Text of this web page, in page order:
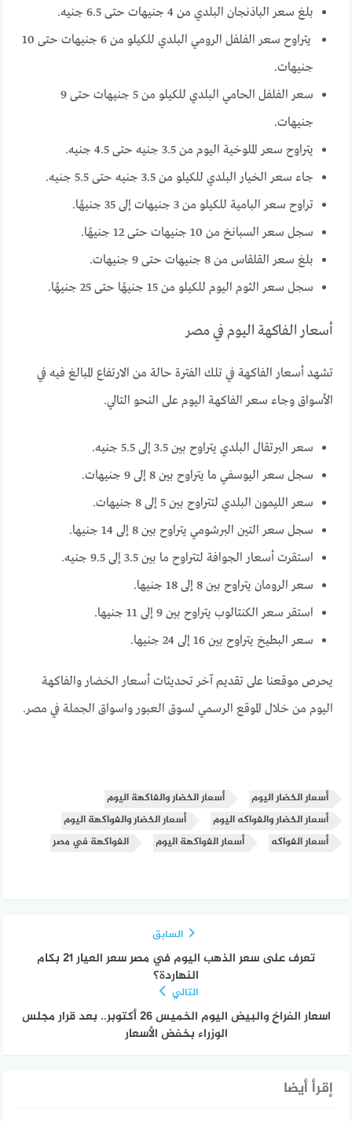
بلغ سعر الباذنجان البلدي من 4 جنيهات حتى 6.5 جنيه.
يتراوح سعر الفلفل الرومي البلدي للكيلو من 6 جنيهات حتى 10
جنيهات.
سعر الفلفل الحامي البلدي للكيلو من 5 جنيهات حتى 9
جنيهات.
يتراوح سعر الملوخية اليوم من 3.5 جنيه حتى 4.5 جنيه.
جاء سعر الخيار البلدي للكيلو من 3.5 جنيه حتى 5.5 جنيه.
تراوح سعر البامية للكيلو من 3 جنيهات إلى 35 جنيهًا.
سجل سعر السبانخ من 10 جنيهات حتى 12 جنيهًا.
بلغ سعر القلقاس من 8 جنيهات حتى 9 جنيهات.
سجل سعر الثوم اليوم للكيلو من 15 جنيهًا حتى 25 جنيهًا.
أسعار الفاكهة اليوم في مصر
تشهد أسعار الفاكهة في تلك الفترة حالة من الارتفاع المبالغ فيه في
الأسواق وجاء سعر الفاكهة اليوم على النحو التالي.
سعر البرتقال البلدي يتراوح بين 3.5 إلى 5.5 جنيه.
سجل سعر اليوسفي ما يتراوح بين 8 إلى 9 جنيهات.
سعر الليمون البلدي لتتراوح بين 5 إلى 8 جنيهات.
سجل سعر التين البرشومي يتراوح بين 8 إلى 14 جنيها.
استقرت أسعار الجوافة لتتراوح ما بين 3.5 إلى 9.5 جنيه.
سعر الرومان يتراوح بين 8 إلى 18 جنيها.
استقر سعر الكنتالوب يتراوح بين 9 إلى 11 جنيها.
سعر البطيخ يتراوح بين 16 إلى 24 جنيها.
يحرص موقعنا على تقديم آخر تحديثات أسعار الخضار والفاكهة
اليوم من خلال الموقع الرسمي لسوق العبور واسواق الجملة في مصر.
أسعار الخضار اليوم
أسعار الخضار والفاكهة اليوم
أسعار الخضار والفواكه اليوم
أسعار الخضار والفواكهة اليوم
أسعار الفواكه
أسعار الفواكهة اليوم الفواكهة في مصر
السابق
تعرف على سعر الذهب اليوم في مصر سعر العيار 21 بكام
النهاردة؟
التالي
اسعار الفراخ والبيض اليوم الخميس 26 أكتوبر.. بعد قرار مجلس
الوزراء بخفض الأسعار
إقرأ أيضا